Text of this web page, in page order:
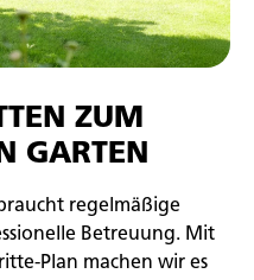
ZUM
GARTEN
regelmäßige
Betreuung. Mit
Plan machen wir es